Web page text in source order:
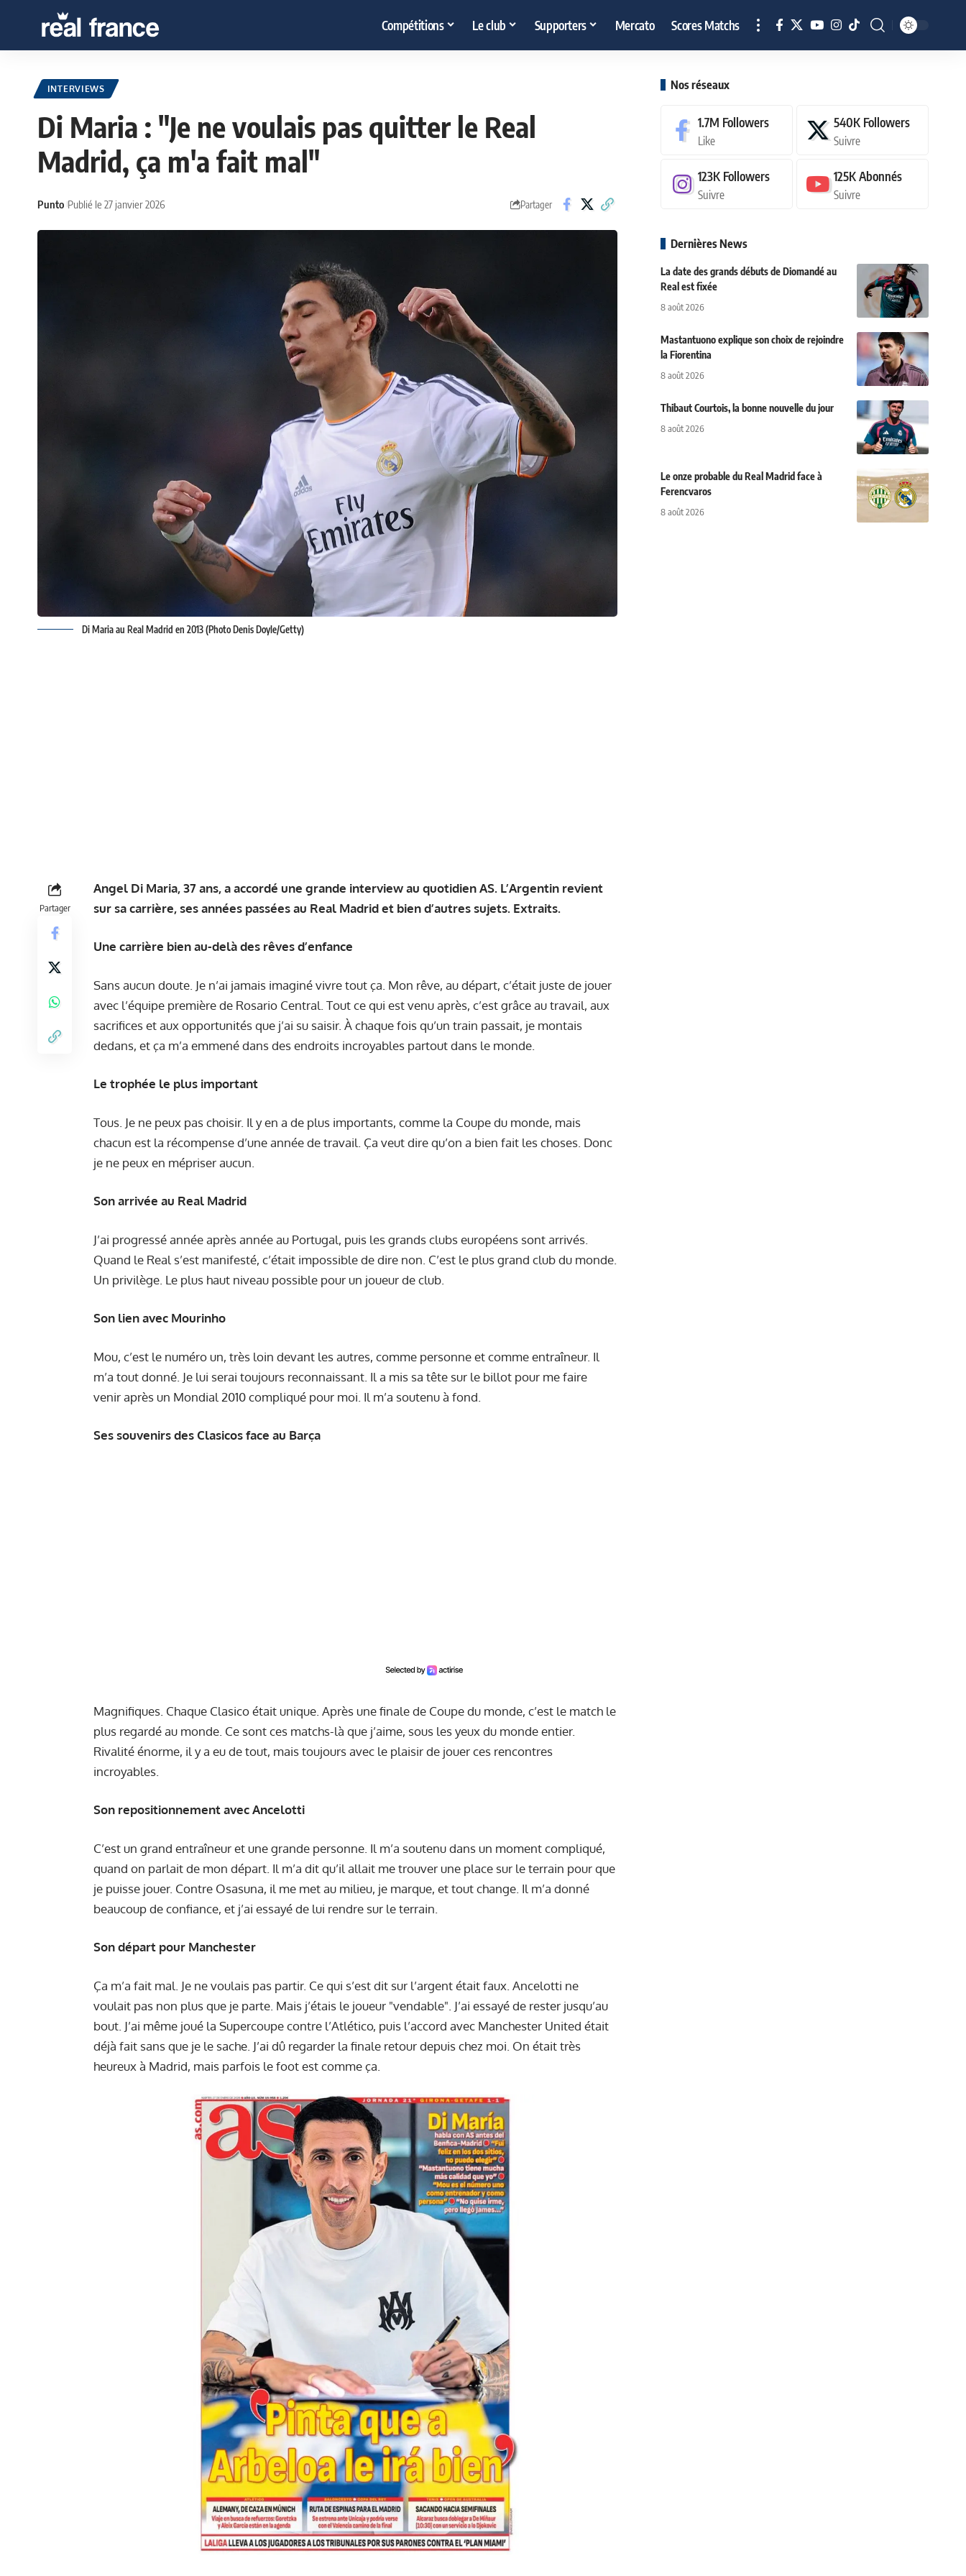
Compétitions Le club Supporters Mercato Scores Matchs
INTERVIEWS
Di Maria : "Je ne voulais pas quitter le Real
Madrid, ça m'a fait mal"
Punto Publié le 27 janvier 2026 Partager
Di Maria au Real Madrid en 2013 (Photo Denis Doyle/Getty)
Partager
Angel Di Maria, 37 ans, a accordé une grande interview au quotidien AS. L’Argentin revient
sur sa carrière, ses années passées au Real Madrid et bien d’autres sujets. Extraits.
Une carrière bien au-delà des rêves d’enfance
Sans aucun doute. Je n’ai jamais imaginé vivre tout ça. Mon rêve, au départ, c’était juste de jouer
avec l’équipe première de Rosario Central. Tout ce qui est venu après, c’est grâce au travail, aux
sacrifices et aux opportunités que j’ai su saisir. À chaque fois qu’un train passait, je montais
dedans, et ça m’a emmené dans des endroits incroyables partout dans le monde.
Le trophée le plus important
Tous. Je ne peux pas choisir. Il y en a de plus importants, comme la Coupe du monde, mais
chacun est la récompense d’une année de travail. Ça veut dire qu’on a bien fait les choses. Donc
je ne peux en mépriser aucun.
Son arrivée au Real Madrid
J’ai progressé année après année au Portugal, puis les grands clubs européens sont arrivés.
Quand le Real s’est manifesté, c’était impossible de dire non. C’est le plus grand club du monde.
Un privilège. Le plus haut niveau possible pour un joueur de club.
Son lien avec Mourinho
Mou, c’est le numéro un, très loin devant les autres, comme personne et comme entraîneur. Il
m’a tout donné. Je lui serai toujours reconnaissant. Il a mis sa tête sur le billot pour me faire
venir après un Mondial 2010 compliqué pour moi. Il m’a soutenu à fond.
Ses souvenirs des Clasicos face au Barça
Magnifiques. Chaque Clasico était unique. Après une finale de Coupe du monde, c’est le match le
plus regardé au monde. Ce sont ces matchs-là que j’aime, sous les yeux du monde entier.
Rivalité énorme, il y a eu de tout, mais toujours avec le plaisir de jouer ces rencontres
incroyables.
Son repositionnement avec Ancelotti
C’est un grand entraîneur et une grande personne. Il m’a soutenu dans un moment compliqué,
quand on parlait de mon départ. Il m’a dit qu’il allait me trouver une place sur le terrain pour que
je puisse jouer. Contre Osasuna, il me met au milieu, je marque, et tout change. Il m’a donné
beaucoup de confiance, et j’ai essayé de lui rendre sur le terrain.
Son départ pour Manchester
Ça m’a fait mal. Je ne voulais pas partir. Ce qui s’est dit sur l’argent était faux. Ancelotti ne
voulait pas non plus que je parte. Mais j’étais le joueur "vendable". J’ai essayé de rester jusqu’au
bout. J’ai même joué la Supercoupe contre l’Atlético, puis l’accord avec Manchester United était
déjà fait sans que je le sache. J’ai dû regarder la finale retour depuis chez moi. On était très
heureux à Madrid, mais parfois le foot est comme ça.
Nos réseaux
1.7M Followers
Like
540K Followers
Suivre
123K Followers
Suivre
125KAbonnés
Suivre
Dernières News
La date des grands débuts de Diomandé au
Real est fixée
8 août 2026
Mastantuono explique son choix de rejoindre
la Fiorentina
8 août 2026
Thibaut Courtois, la bonne nouvelle du jour
8 août 2026
Le onze probable du Real Madrid face à
Ferencvaros
8 août 2026